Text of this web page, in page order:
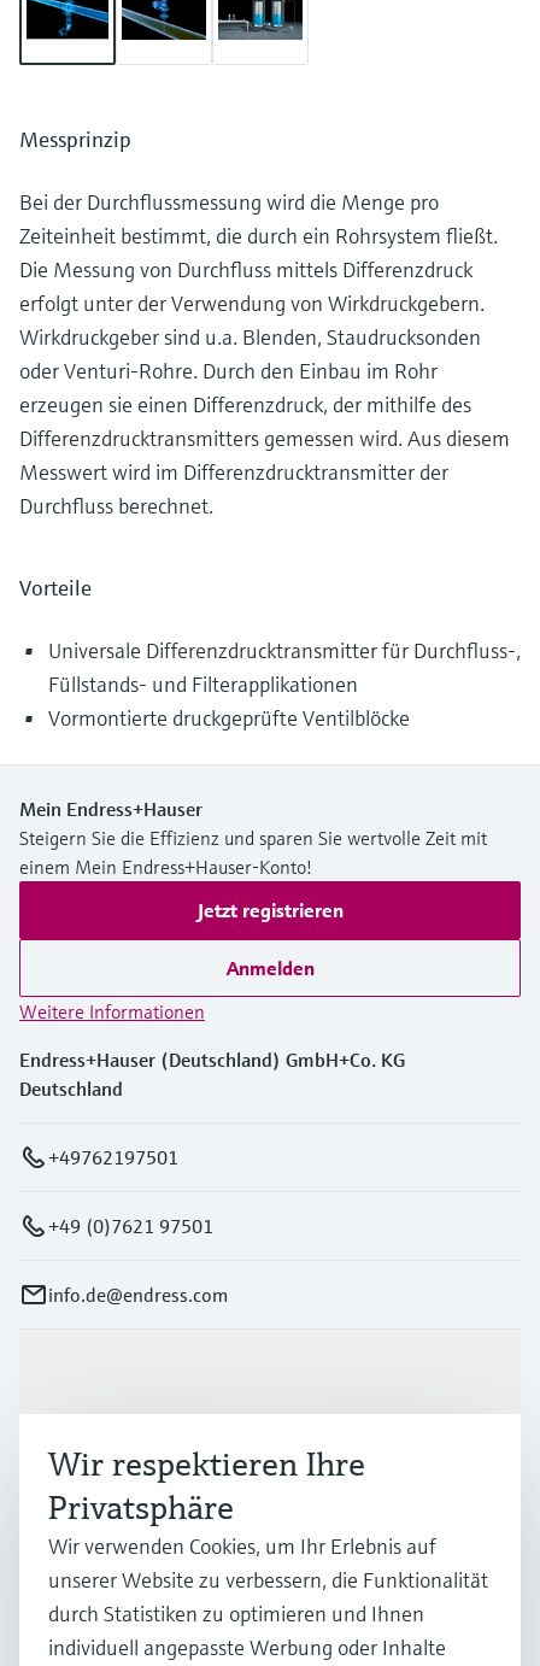
Messprinzip
Bei der Durchflussmessung wird die Menge pro
Zeiteinheit bestimmt, die durch ein Rohrsystem fließt.
Die Messung von Durchfluss mittels Differenzdruck
erfolgt unter der Verwendung von Wirkdruckgebern.
Wirkdruckgeber sind u.a. Blenden, Staudrucksonden
oder Venturi-Rohre. Durch den Einbau im Rohr
erzeugen sie einen Differenzdruck, der mithilfe des
Differenzdrucktransmitters gemessen wird. Aus diesem
Messwert wird im Differenzdrucktransmitter der
Durchfluss berechnet.
Vorteile
Universale Differenzdrucktransmitter für Durchfluss-,
Füllstands- und Filterapplikationen
Vormontierte druckgeprüfte Ventilblöcke
Mein Endress+Hauser
Steigern Sie die Effizienz und sparen Sie wertvolle Zeit mit
einem Mein Endress+Hauser-Konto!
Jetzt registrieren
Anmelden
Weitere Informationen
Endress+Hauser (Deutschland) GmbH+Co. KG
Deutschland
+49762197501
+49 (0)7621 97501
info.de@endress.com
Branchen
Support
Unternehmen
Wir respektieren Ihre
Privatsphäre
Wir verwenden Cookies, um Ihr Erlebnis auf
unserer Website zu verbessern, die Funktionalität
durch Statistiken zu optimieren und Ihnen
individuell angepasste Werbung oder Inhalte